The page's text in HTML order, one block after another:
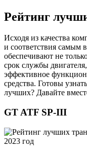
Рейтинг
Исходя из качества
и соответствия самым
обеспечивают не
срок службы
эффективное
средства. Готовы
лучших? Давайте
GT ATF SP-III